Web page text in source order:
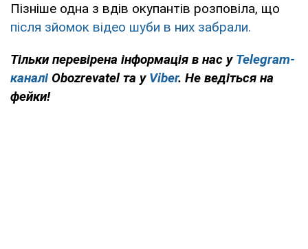
Пізніше одна з вдів окупантів розповіла, що
після зйомок відео шуби в них забрали.
Тільки перевірена інформація в нас у Telegram-
каналі Obozrevatel та у Viber. Не ведіться на
фейки!